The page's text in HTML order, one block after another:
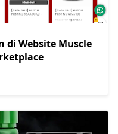
di Website Muscle